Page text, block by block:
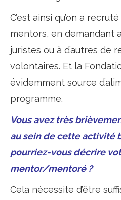
C’est ainsi qu’on a
mentors, en demandant
juristes ou à d’autres de
volontaires. Et la
évidemment source
programme.
Vous avez très
au sein de cette activité
pourriez-vous décrire
mentor/mentoré ?
Cela nécessite d’être